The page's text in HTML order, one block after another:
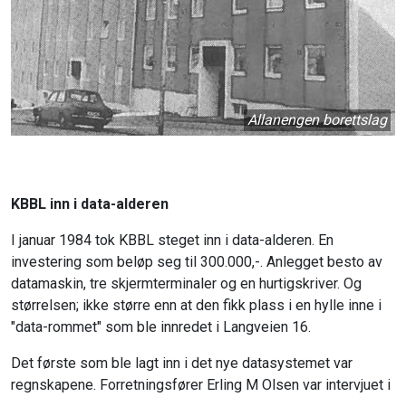
Allanengen borettslag
KBBL inn i data-alderen
I januar 1984 tok KBBL steget inn i data-alderen. En
investering som beløp seg til 300.000,-. Anlegget besto av
datamaskin, tre skjermterminaler og en hurtigskriver. Og
størrelsen; ikke større enn at den fikk plass i en hylle inne i
"data-rommet" som ble innredet i Langveien 16.
Det første som ble lagt inn i det nye datasystemet var
regnskapene. Forretningsfører Erling M Olsen var intervjuet i